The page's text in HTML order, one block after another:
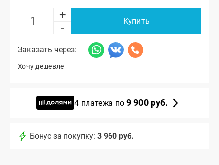
+
-
Купить
Заказать через:
Хочу дешевле
4 платежа по9 900 руб.
Бонус за покупку: 3 960 руб.